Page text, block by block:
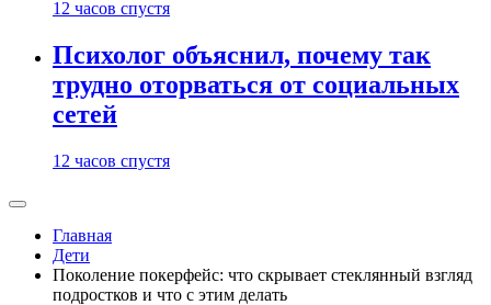
12 часов спустя
Психолог объяснил, почему так
трудно оторваться от социальных
сетей
12 часов спустя
Главная
Дети
Поколение покерфейс: что скрывает стеклянный взгляд
подростков и что с этим делать